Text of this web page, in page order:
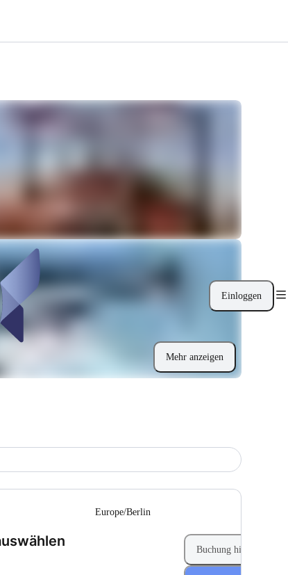
Einloggen
Mehr anzeigen
Europe/Berlin
Buchung hinzufügen